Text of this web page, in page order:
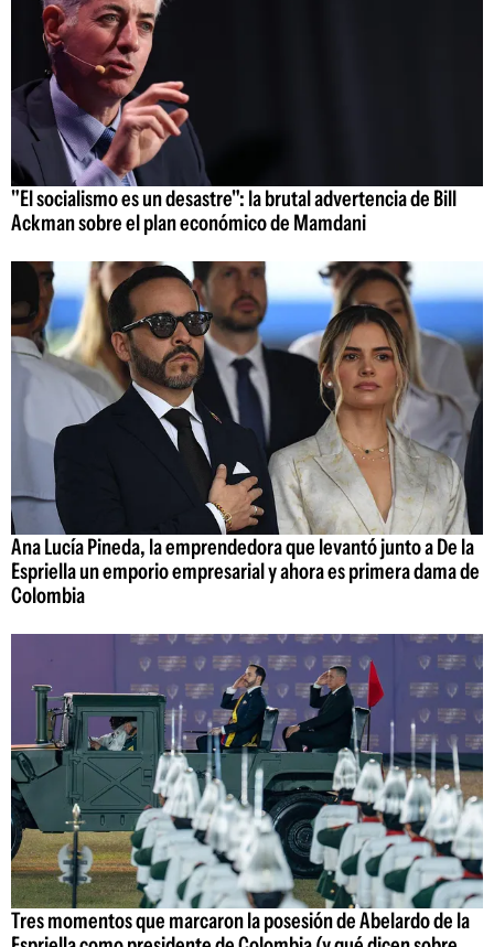
"El socialismo es un desastre": la brutal advertencia de Bill
Ackman sobre el plan económico de Mamdani
Ana Lucía Pineda, la emprendedora que levantó junto a De la
Espriella un emporio empresarial y ahora es primera dama de
Colombia
Tres momentos que marcaron la posesión de Abelardo de la